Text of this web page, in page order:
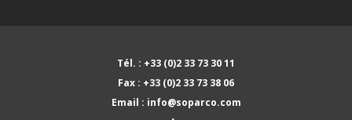
Tél. : +33 (0)2 33 73 30 11
Fax : +33 (0)2 33 73 38 06
Email : info@soparco.com